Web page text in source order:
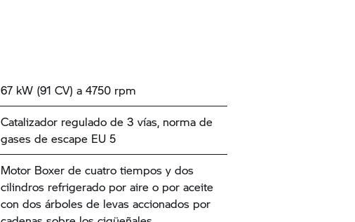
67 kW (91 CV) a 4750 rpm
Catalizador regulado de 3 vías, norma de
gases de escape EU 5
Motor Boxer de cuatro tiempos y dos
cilindros refrigerado por aire o por aceite
con dos árboles de levas accionados por